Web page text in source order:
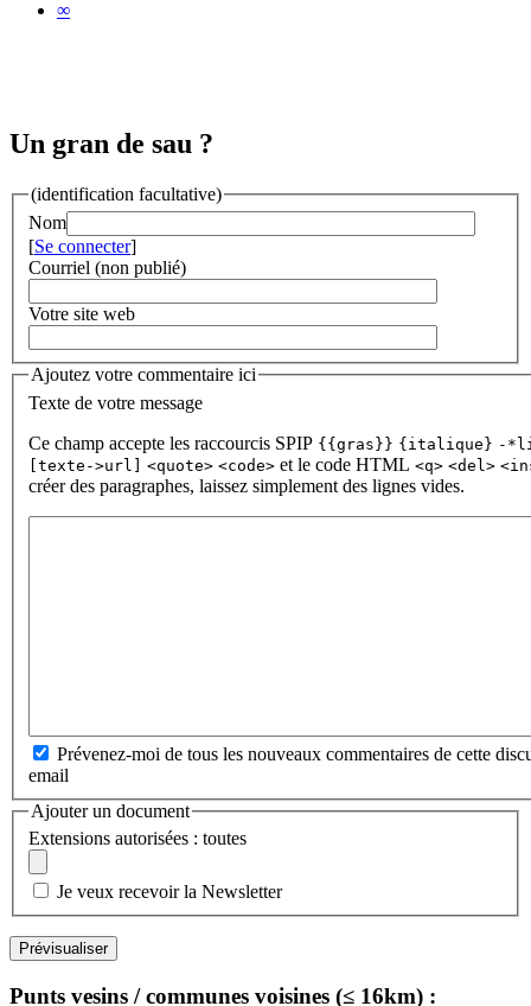
∞
Un gran de sau ?
(identification facultative)
Nom
[Se connecter]
Courriel (non publié)
Votre site web
Ajoutez votre commentaire ici
Texte de votre message
Ce champ accepte les raccourcis SPIP {{gras}} {italique} -
[texte->url] <quote> <code> et le code HTML <q> <del>
créer des paragraphes, laissez simplement des lignes vides.
Prévenez-moi de tous les nouveaux commentaires de cette
email
Ajouter un document
Extensions autorisées : toutes
Je veux recevoir la Newsletter
Punts vesins / communes voisines (≤ 16km) :